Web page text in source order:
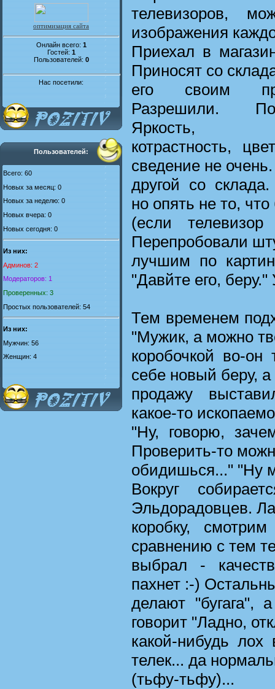
оптимизация сайта
Онлайн всего: 1
Гостей: 1
Пользователей: 0
Нас посетили:
Пользователей:
Всего: 60
Новых за месяц: 0
Новых за неделю: 0
Новых вчера: 0
Новых сегодня: 0
Из них:
Админов: 2
Модераторов: 1
Проверенных: 3
Простых пользователей: 54
Из них:
Мужчин: 56
Женщин: 4
телевизоров,
изображения
Приехал в
Приносят со
его своим
Разрешили.
Яркость,
котрастность,
сведение не
другой со
но опять не то,
(если
Перепробовали
лучшим по
"Давйте его,
Тем временем
"Мужик, а можно
коробочкой во-он
себе новый беру,
продажу
какое-то
"Ну, говорю,
Проверить-то
обидишься..." "Ну
Вокруг
Эльдорадовцев.
коробку,
сравнению с тем
выбрал -
пахнет :-)
делают "бугага",
говорит "Ладно,
какой-нибудь
телек... да
(тьфу-тьфу)...